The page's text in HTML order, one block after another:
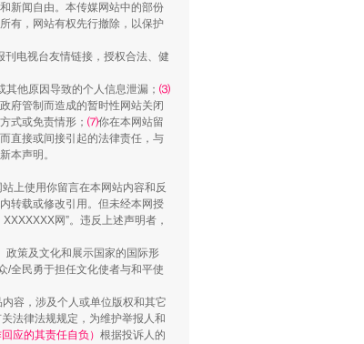
生命托举生命
新闻自由。本传媒网站中的部份
有，网站有权先行撤除，以保护
电视台友情链接，授权合法、健
其他原因导致的个人信息泄漏； ⑶
府管制而造成的暂时性网站关闭
式或免责情形； ⑺你在本网站留
直接或间接引起的法律责任，与
本声明。
上使用你留言在本网站内容和反
转载或修改引用。但未经本网授
网”。违反上述声明者，
政策及文化和展示国家的国际形
/全民勇于担任文化使者与和平使
容，涉及个人或单位版权和其它
法律法规规定，为维护举报人和
应的其责任自负） 根据投诉人的